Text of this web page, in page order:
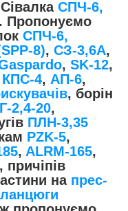
Сівалка СПЧ-6,
Пропонуємо
СПЧ-6,
8), СЗ-3,6А,
, SK-12,
КПС-4, АП-6,
, борін
2,4-20,
ПЛН-3,35
PZK-5,
, ALRM-165,
, причіпів
на прес-
ланцюги